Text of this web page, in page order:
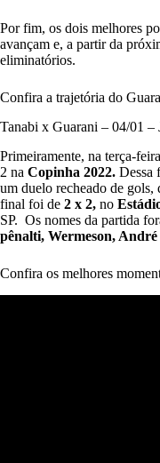
Por fim, os dois melhores
avançam e, a partir da
eliminatórios.
Confira a trajetória do
Tanabi x Guarani – 04/01 –
Primeiramente, na terça-
2 na Copinha 2022. Dessa
um duelo recheado de
final foi de 2 x 2, no
SP. Os nomes da partida
pênalti, Wermeson,
Confira os melhores